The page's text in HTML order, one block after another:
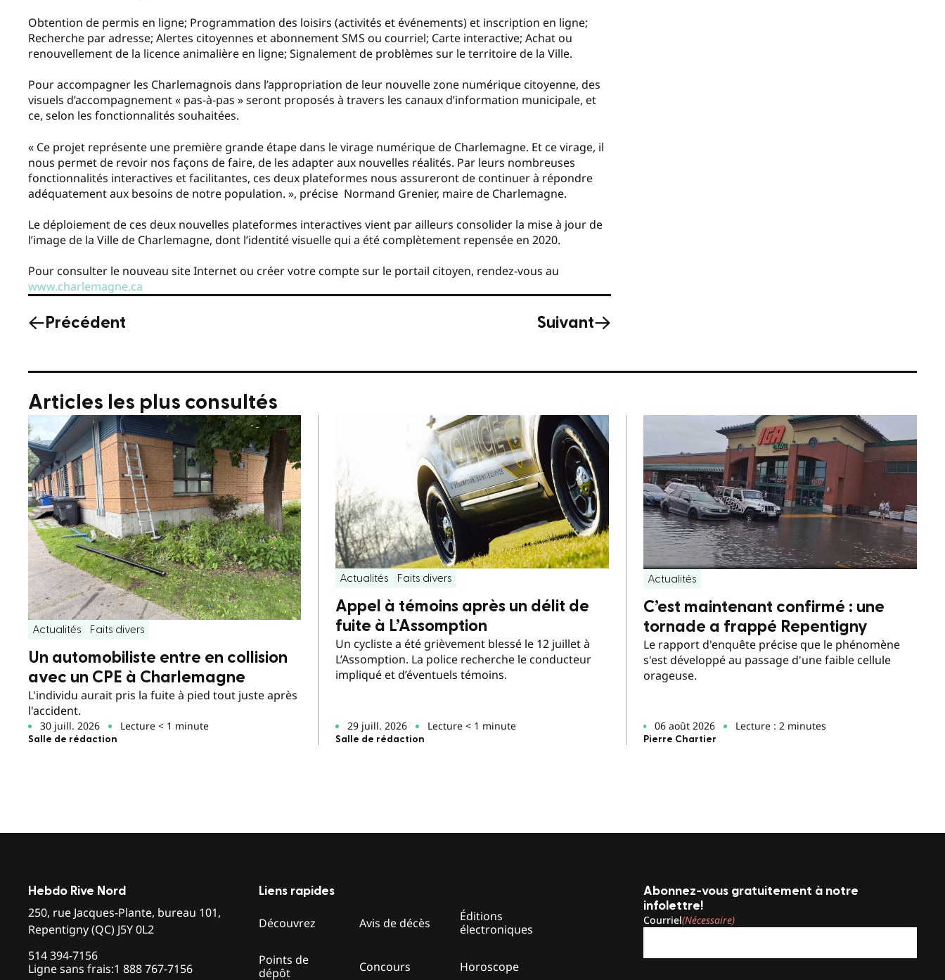
Obtention de permis en ligne; Programmation des loisirs (activités et événements) et inscription en ligne;
Recherche par adresse; Alertes citoyennes et abonnement SMS ou courriel; Carte interactive; Achat ou
renouvellement de la licence animalière en ligne; Signalement de problèmes sur le territoire de la Ville.
Pour accompagner les Charlemagnois dans l’appropriation de leur nouvelle zone numérique citoyenne, des
visuels d’accompagnement « pas-à-pas » seront proposés à travers les canaux d’information municipale, et
ce, selon les fonctionnalités souhaitées.
« Ce projet représente une première grande étape dans le virage numérique de Charlemagne. Et ce virage, il
nous permet de revoir nos façons de faire, de les adapter aux nouvelles réalités. Par leurs nombreuses
fonctionnalités interactives et facilitantes, ces deux plateformes nous assureront de continuer à répondre
adéquatement aux besoins de notre population. », précise Normand Grenier, maire de Charlemagne.
Le déploiement de ces deux nouvelles plateformes interactives vient par ailleurs consolider la mise à jour de
l’image de la Ville de Charlemagne, dont l’identité visuelle qui a été complètement repensée en 2020.
Pour consulter le nouveau site Internet ou créer votre compte sur le portail citoyen, rendez-vous au
www.charlemagne.ca
Précédent Suivant
Articles les plus consultés
Actualités Faits divers
Un automobiliste entre en collision
avec un CPE à Charlemagne
L'individu aurait pris la fuite à pied tout juste après
l'accident.
30 juill. 2026 Lecture < 1 minute
Salle de rédaction
Actualités Faits divers
Appel à témoins après un délit de
fuite à L’Assomption
Un cycliste a été grièvement blessé le 12 juillet à
L’Assomption. La police recherche le conducteur
impliqué et d’éventuels témoins.
29 juill. 2026 Lecture < 1 minute
Salle de rédaction
Actualités
C’est maintenant confirmé : une
tornade a frappé Repentigny
Le rapport d'enquête précise que le phénomène
s'est développé au passage d'une faible cellule
orageuse.
06 août 2026 Lecture : 2 minutes
Pierre Chartier
Hebdo Rive Nord
250, rue Jacques-Plante, bureau 101,
Repentigny (QC) J5Y 0L2
514 394-7156
Ligne sans frais:1 888 767-7156
Liens rapides
Découvrez Avis de décès
Éditions
électroniques
Points de
dépôt
Concours Horoscope
Abonnez-vous gratuitement à notre
infolettre!
Courriel(Nécessaire)